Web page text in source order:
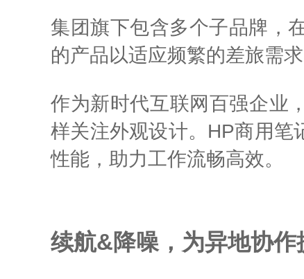
集团旗下包含多个子品牌，
的产品以适应频繁的差旅需
作为新时代互联网百强企业
样关注外观设计。HP商用笔
性能，助力工作流畅高效。
续航&降噪，为异地协作